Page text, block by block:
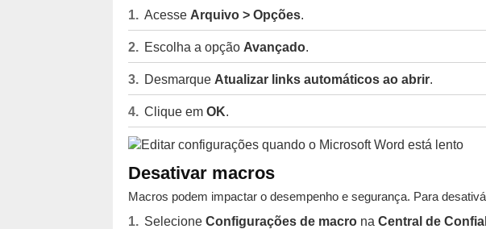
Acesse Arquivo > Opções.
Escolha a opção Avançado.
Desmarque Atualizar links automáticos ao abrir.
Clique em OK.
Desativar macros
Macros podem impactar o desempenho e segurança. Para
Selecione Configurações de macrona Central de